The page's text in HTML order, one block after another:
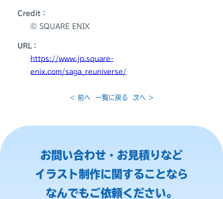
Credit：
Ⓒ SQUARE ENIX
URL：
https://www.jp.square-
enix.com/saga_reuniverse/
< 前へ 一覧に戻る 次へ >
お問い合わせ・お見積りなど
イラスト制作に関することなら
なんでもご依頼ください。